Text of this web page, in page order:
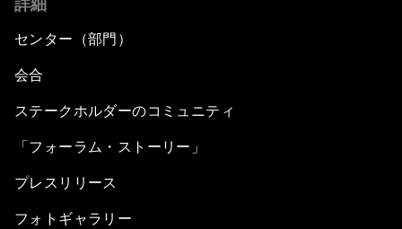
詳細
センター（部門）
会合
ステークホルダーのコミュニティ
「フォーラム・ストーリー」
プレスリリース
フォトギャラリー